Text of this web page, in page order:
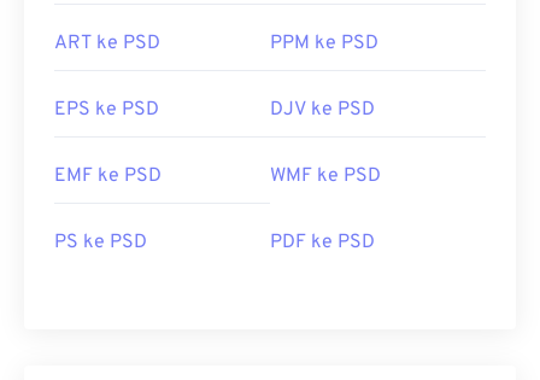
ART ke PSD PPM ke PSD
EPS ke PSD DJV ke PSD
EMF ke PSD WMF ke PSD
PS ke PSD PDF ke PSD